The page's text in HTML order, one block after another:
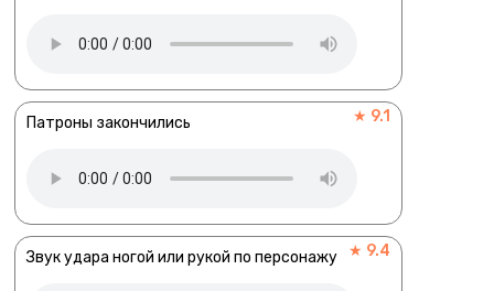
Патроны закончились ★ 9.1
Звук удара ногой или рукой по персонажу ★ 9.4